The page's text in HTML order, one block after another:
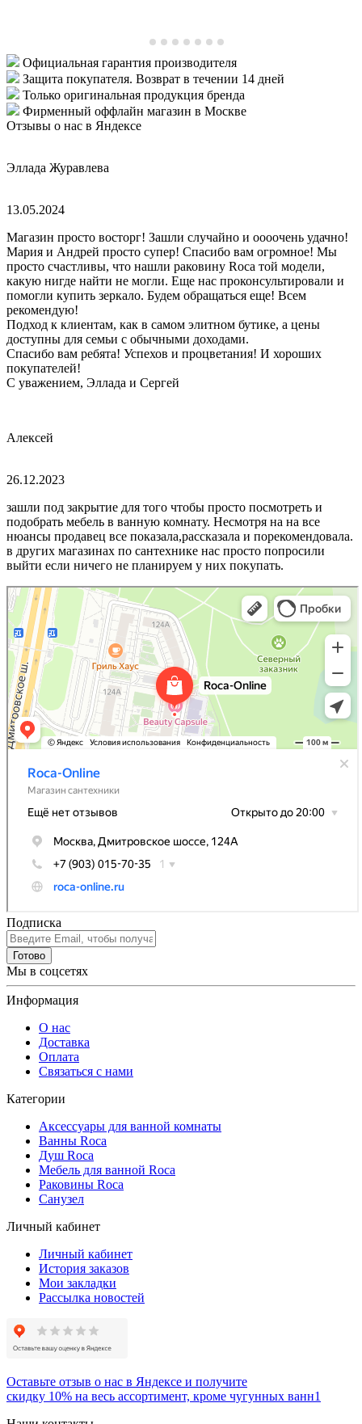
Официальная гарантия производителя
Защита покупателя. Возврат в течении 14 дней
Только оригинальная продукция бренда
Фирменный оффлайн магазин в Москве
Отзывы о нас в Яндексе
Эллада Журавлева
13.05.2024
Магазин просто восторг! Зашли случайно и оооочень удачно!
Мария и Андрей просто супер! Спасибо вам огромное! Мы
просто счастливы, что нашли раковину Roca той модели,
какую нигде найти не могли. Еще нас проконсультировали и
помогли купить зеркало. Будем обращаться еще! Всем
рекомендую!
Подход к клиентам, как в самом элитном бутике, а цены
доступны для семьи с обычными доходами.
Спасибо вам ребята! Успехов и процветания! И хороших
покупателей!
С уважением, Эллада и Сергей
Алексей
26.12.2023
зашли под закрытие для того чтобы просто посмотреть и
подобрать мебель в ванную комнату. Несмотря на на все
нюансы продавец все показала,рассказала и порекомендовала.
в других магазинах по сантехнике нас просто попросили
выйти если ничего не планируем у них покупать.
Подписка
Готово
Мы в соцсетях
Информация
О нас
Доставка
Оплата
Связаться с нами
Категории
Аксессуары для ванной комнаты
Ванны Roca
Душ Roca
Мебель для ванной Roca
Раковины Roca
Санузел
Личный кабинет
Личный кабинет
История заказов
Мои закладки
Рассылка новостей
Оставьте отзыв о нас в Яндексе и получите
скидку 10% на весь ассортимент, кроме чугунных ванн1